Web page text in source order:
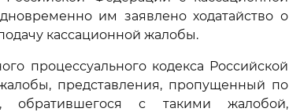
им заявлено ходатайство о
кассационной жалобы.
процессуального кодекса Российской
представления, пропущенный по
с такими жалобой,